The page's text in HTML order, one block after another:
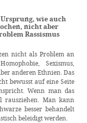
wie auch
nicht aber
Rassismus
nicht als Problem an
Sexismus,
anderen Ethnien. Das
bewusst auf eine Seite
Wenn man das
rausziehen. Man kann
besser behandelt
beleidigt werden.